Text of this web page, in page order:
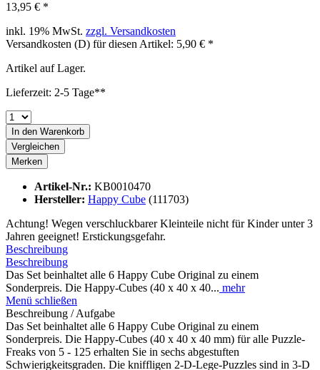
13,95 € *
inkl. 19% MwSt. zzgl. Versandkosten
Versandkosten (D) für diesen Artikel: 5,90 € *
Artikel auf Lager.
Lieferzeit: 2-5 Tage**
In den Warenkorb
Vergleichen
Merken
Artikel-Nr.: KB0010470
Hersteller: Happy Cube (111703)
Achtung! Wegen verschluckbarer Kleinteile nicht für Kinder unter 3
Jahren geeignet! Erstickungsgefahr.
Beschreibung
Beschreibung
Das Set beinhaltet alle 6 Happy Cube Original zu einem
Sonderpreis. Die Happy-Cubes (40 x 40 x 40... mehr
Menü schließen
Beschreibung / Aufgabe
Das Set beinhaltet alle 6 Happy Cube Original zu einem
Sonderpreis. Die Happy-Cubes (40 x 40 x 40 mm) für alle Puzzle-
Freaks von 5 - 125 erhalten Sie in sechs abgestuften
Schwierigkeitsgraden. Die kniffligen 2-D-Lege-Puzzles sind in 3-D